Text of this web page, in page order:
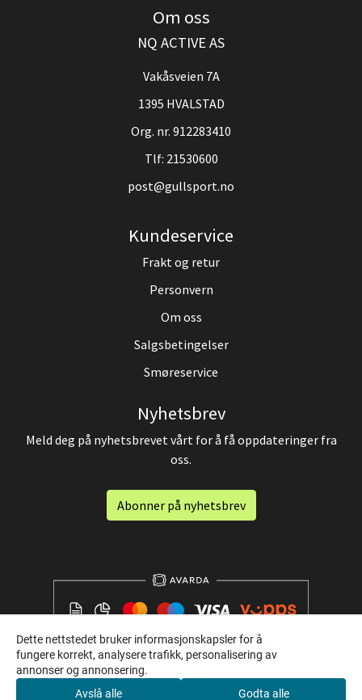
Om oss
NQ ACTIVE AS
Vakåsveien 7A
1395 HVALSTAD
Org. nr. 912283410
Tlf: 21530600
post@gullsport.no
Kundeservice
Frakt og retur
Personvern
Om oss
Salgsbetingelser
Smøreservice
Nyhetsbrev
Meld deg på nyhetsbrevet vårt for å få oppdateringer fra
oss.
Abonner på nyhetsbrev
Dette nettstedet bruker informasjonskapsler for å
fungere korrekt, analysere trafikk, personalisering av
annonser og annonsering.
Avslå alle
Godta alle